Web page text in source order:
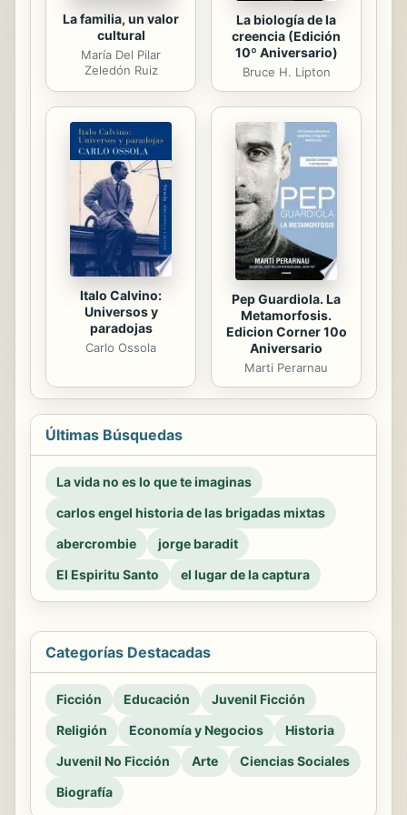
La familia, un valor
cultural
María Del Pilar
Zeledón Ruiz
La biología de la
creencia (Edición
10º Aniversario)
Bruce H. Lipton
Italo Calvino:
Universos y
paradojas
Carlo Ossola
Pep Guardiola. La
Metamorfosis.
Edicion Corner 10o
Aniversario
Marti Perarnau
Últimas Búsquedas
La vida no es lo que te imaginas
carlos engel historia de las brigadas mixtas
abercrombie
jorge baradit
El Espiritu Santo
el lugar de la captura
Categorías Destacadas
Ficción Educación
Juvenil Ficción
Religión
Economía y Negocios
Historia
Juvenil No Ficción
Arte
Ciencias Sociales
Biografía